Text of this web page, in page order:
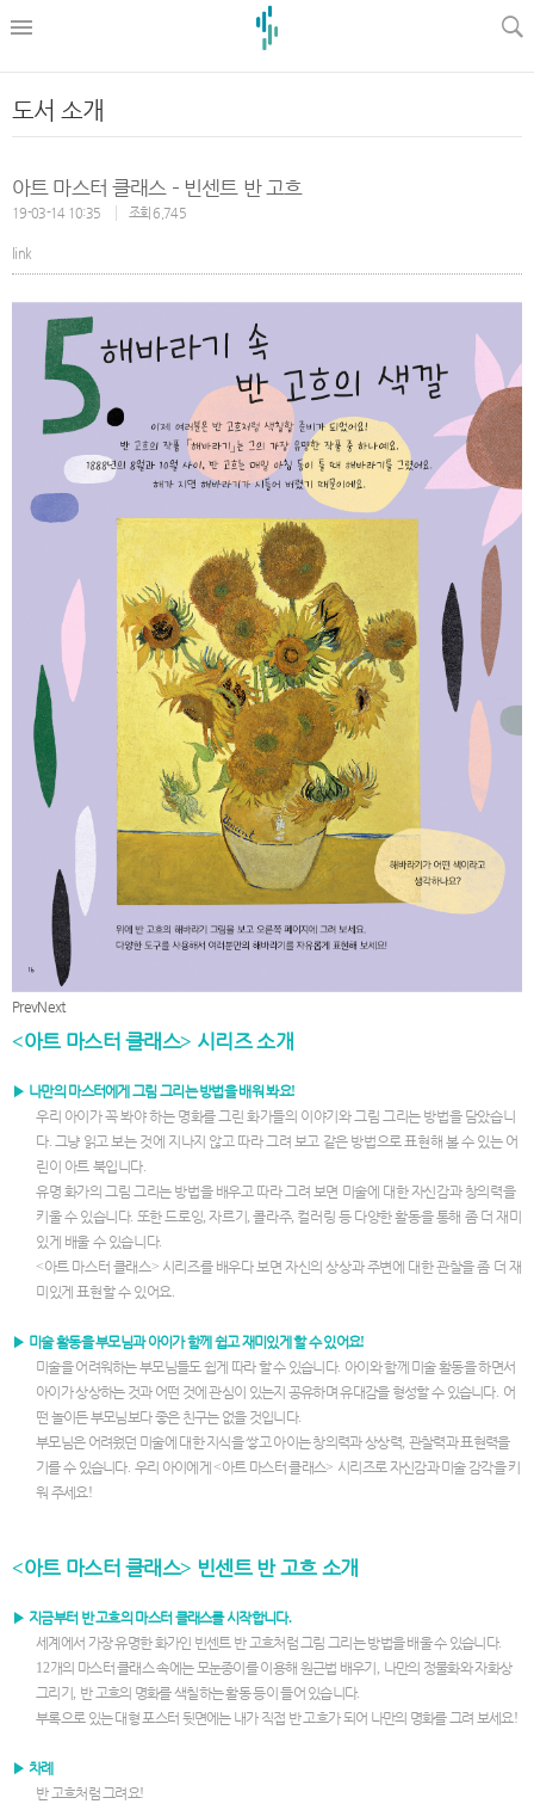
도서 소개
아트 마스터 클래스 – 빈센트 반 고흐
19-03-14 10:35 조회 6,745
link
PrevNext
<아트 마스터 클래스> 시리즈 소개
▶ 나만의 마스터에게 그림 그리는 방법을 배워 봐요!
우리 아이가 꼭 봐야 하는 명화를 그린 화가들의 이야기와 그림 그리는 방법을 담았습니
다. 그냥 읽고 보는 것에 지나지 않고 따라 그려 보고 같은 방법으로 표현해 볼 수 있는 어
린이 아트 북입니다.
유명 화가의 그림 그리는 방법을 배우고 따라 그려 보면 미술에 대한 자신감과 창의력을
키울 수 있습니다. 또한 드로잉,자르기 ,콜라주, 컬러링 등 다양한 활동을 통해 좀 더 재미
있게 배울 수 있습니다.
<아트 마스터 클래스> 시리즈를 배우다 보면 자신의 상상과 주변에 대한 관찰을 좀 더 재
미있게 표현할 수 있어요.
▶ 미술 활동을 부모님과 아이가 함께 쉽고 재미있게 할 수 있어요!
미술을 어려워하는 부모님들도 쉽게 따라 할 수 있습니다. 아이와 함께 미술 활동을 하면서
아이가 상상하는 것과 어떤 것에 관심이 있는지 공유하며 유대감을 형성할 수 있습니다. 어
떤 놀이든 부모님보다 좋은 친구는 없을 것입니다.
부모님은 어려웠던 미술에 대한 지식을 쌓고 아이는 창의력과 상상력, 관찰력과 표현력을
기를 수 있습니다. 우리 아이에게 <아트 마스터 클래스> 시리즈로 자신감과 미술 감각을 키
워 주세요!
<아트 마스터 클래스> 빈센트 반 고흐 소개
▶ 지금부터 반 고흐의 마스터 클래스를 시작합니다.
세계에서 가장 유명한 화가인 빈센트 반 고흐처럼 그림 그리는 방법을 배울 수 있습니다.
12개의 마스터 클래스 속에는 모눈종이를 이용해 원근법 배우기 , 나만의 정물화와 자화상
그리기 , 반 고흐의 명화를 색칠하는 활동 등이 들어 있습니다.
부록으로 있는 대형 포스터 뒷면에는 내가 직접 반 고흐가 되어 나만의 명화를 그려 보세요!
▶ 차례
반 고흐처럼 그려요!